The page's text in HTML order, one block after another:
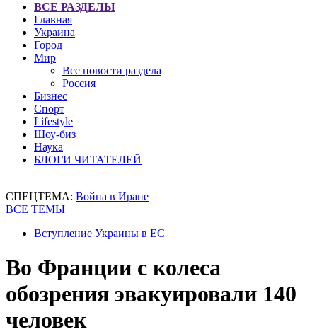
ВСЕ РАЗДЕЛЫ
Главная
Украина
Город
Мир
Все новости раздела
Россия
Бизнес
Спорт
Lifestyle
Шоу-биз
Наука
БЛОГИ ЧИТАТЕЛЕЙ
СПЕЦТЕМА: Война в Иране
ВСЕ ТЕМЫ
Вступление Украины в ЕС
Во Франции с колеса
обозрения эвакуировали 140
человек